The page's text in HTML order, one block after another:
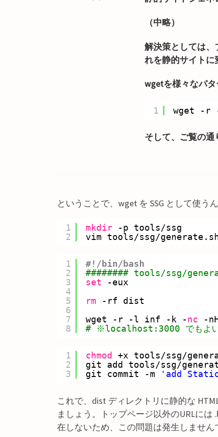
（中略）
解決策としては、
れを静的サイトに
wgetを様々なパ
1 wget -
そして、ご覧の
ということで、wget を SSG として使
1
2
mkdir -p tools/ssg
vim tools/ssg/generate
1
2
3
4
5
6
7
8
#!/bin/bash
######## tools/ssg/
set
-eux
rm
-rf dist
wget -r -l inf -k -nc
-
# ※localhost:3000 でもよいが
1
2
3
chmod +x tools/ssg/
git add tools/ssg/
git commit -m
'add
これで、dist ディレクトリに静的な
ましょう。トップページ以外のURLに
在しないため、この問題は発生しません